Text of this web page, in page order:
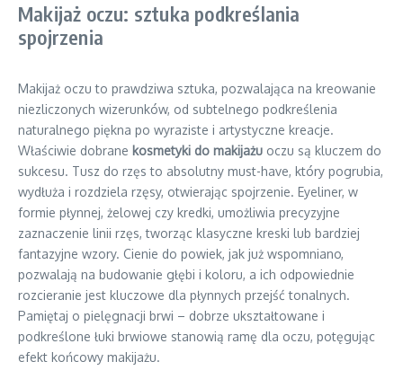
Makijaż oczu: sztuka podkreślania
spojrzenia
Makijaż oczu to prawdziwa sztuka, pozwalająca na kreowanie
niezliczonych wizerunków, od subtelnego podkreślenia
naturalnego piękna po wyraziste i artystyczne kreacje.
Właściwie dobrane kosmetyki do makijażu oczu są kluczem do
sukcesu. Tusz do rzęs to absolutny must-have, który pogrubia,
wydłuża i rozdziela rzęsy, otwierając spojrzenie. Eyeliner, w
formie płynnej, żelowej czy kredki, umożliwia precyzyjne
zaznaczenie linii rzęs, tworząc klasyczne kreski lub bardziej
fantazyjne wzory. Cienie do powiek, jak już wspomniano,
pozwalają na budowanie głębi i koloru, a ich odpowiednie
rozcieranie jest kluczowe dla płynnych przejść tonalnych.
Pamiętaj o pielęgnacji brwi – dobrze ukształtowane i
podkreślone łuki brwiowe stanowią ramę dla oczu, potęgując
efekt końcowy makijażu.